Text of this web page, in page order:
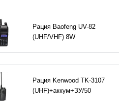
Рация Baofeng UV-82
(UHF/VHF) 8W
Рация Kenwood TK-3107
(UHF)+аккум+ЗУ/50